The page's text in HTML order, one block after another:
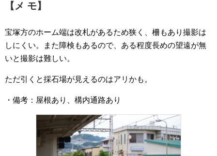
【メ モ】
宝塚方のホーム端は改札があるため狭く、柵もあり撮影は
しにくい。また障検もあるので、ある程度長めの望遠が無
いと撮影は難しい。
ただ引くと採石場が見えるのはアリかも。
・備考：屋根あり、構内通路あり